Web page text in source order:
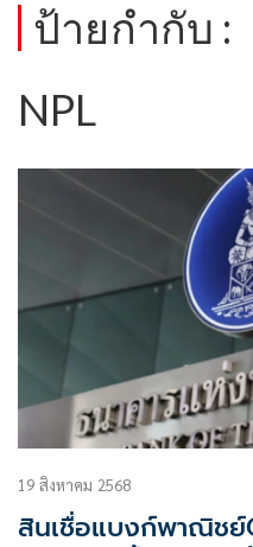
ป้ายกำกับ :
NPL
19 สิงหาคม 2568
สินเชื่อแบงก์พาณิชย์